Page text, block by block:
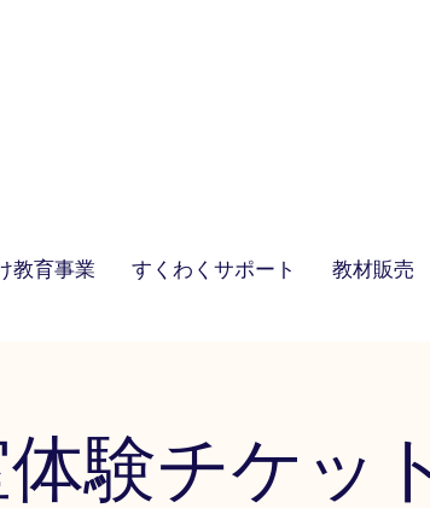
教育事業 すくわくサポート 教材販売
験チケッ